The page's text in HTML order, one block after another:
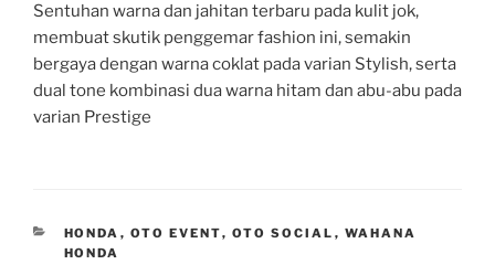
Sentuhan warna dan jahitan terbaru pada kulit jok,
membuat skutik penggemar fashion ini, semakin
bergaya dengan warna coklat pada varian Stylish, serta
dual tone kombinasi dua warna hitam dan abu-abu pada
varian Prestige
CATEGORIES
HONDA , OTO EVENT, OTO SOCIAL , WAHANA
HONDA